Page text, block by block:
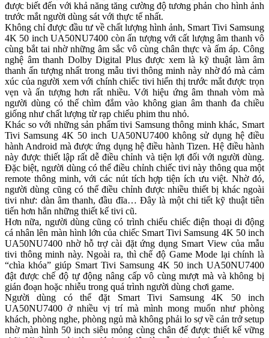
được biết đến với khả năng tăng cường độ tương phản cho hình ảnh
trước mắt người dùng sát với thực tế nhất.
Không chỉ được đầu tư về chất lượng hình ảnh, Smart Tivi Samsung
4K 50 inch UA50NU7400 còn ấn tượng với cất lượng âm thanh vô
cùng bắt tai nhờ những âm sắc vô cùng chân thực và ấm áp. Công
nghệ âm thanh Dolby Digital Plus được xem là kỹ thuật làm âm
thanh ấn tượng nhất trong mẫu tivi thông minh này nhờ đó mà cảm
xúc của người xem với chính chiếc tivi hiển thị trước mắt được trọn
vẹn và ấn tượng hơn rất nhiều. Với hiệu ứng âm thnah vòm mà
người dùng có thể chìm đắm vào không gian âm thanh đa chiều
giống như chất lượng từ rạp chiếu phim thu nhỏ.
Khác so với những sản phẩm tivi Samsung thông minh khác, Smart
Tivi Samsung 4K 50 inch UA50NU7400 không sử dụng hệ điều
hành Android mà được ứng dụng hệ điều hành Tizen. Hệ điều hành
này được thiết lập rất dễ điều chỉnh và tiện lợi đối với người dùng.
Đặc biệt, người dùng có thể điều chỉnh chiếc tivi này thông qua một
remote thông minh, với các nút tích hợp tiện ích ưu việt. Nhờ đó,
người dùng cũng có thể điều chỉnh được nhiều thiết bị khác ngoài
tivi như: dàn âm thanh, đầu đĩa… Đây là một chi tiết kỹ thuật tiên
tiến hơn hẳn những thiết kế tivi cũ.
Hơn nữa, người dùng cũng có trình chiếu chiếc điện thoại di động
cá nhân lên màn hình lớn của chiếc Smart Tivi Samsung 4K 50 inch
UA50NU7400 nhờ hỗ trợ cài đặt ứng dụng Smart View của mẫu
tivi thông minh này. Ngoài ra, thì chế độ Game Mode lại chính là
“chìa khóa” giúp Smart Tivi Samsung 4K 50 inch UA50NU7400
đật được chế độ tự động nâng cấp vô cùng mượt mà và không bị
gián đoạn hoặc nhiễu trong quá trình người dùng chơi game.
Người dùng có thể đặt Smart Tivi Samsung 4K 50 inch
UA50NU7400 ở nhiều vị trí mà mình mong muốn như phòng
khách, phòng nghe, phòng ngủ mà không phải lo sợ về cản trở setup
nhờ màn hình 50 inch siêu mỏng cùng chân đế được thiết kế vững